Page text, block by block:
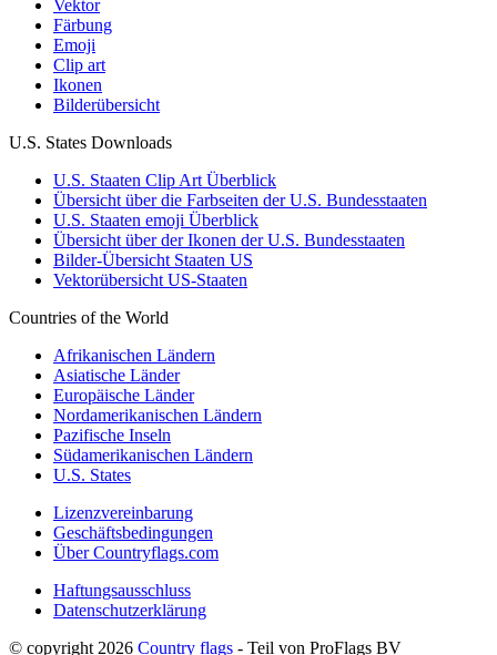
Vektor
Färbung
Emoji
Clip art
Ikonen
Bilderübersicht
U.S. States Downloads
U.S. Staaten Clip Art Überblick
Übersicht über die Farbseiten der U.S. Bundesstaaten
U.S. Staaten emoji Überblick
Übersicht über der Ikonen der U.S. Bundesstaaten
Bilder-Übersicht Staaten US
Vektorübersicht US-Staaten
Countries of the World
Afrikanischen Ländern
Asiatische Länder
Europäische Länder
Nordamerikanischen Ländern
Pazifische Inseln
Südamerikanischen Ländern
U.S. States
Lizenzvereinbarung
Geschäftsbedingungen
Über Countryflags.com
Haftungsausschluss
Datenschutzerklärung
© copyright 2026 Country flags - Teil von ProFlags BV